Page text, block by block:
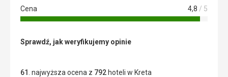
Cena 4,8 / 5
Sprawdź, jak weryfikujemy opinie
61 . najwyższa ocena z 792 hoteli w Kreta